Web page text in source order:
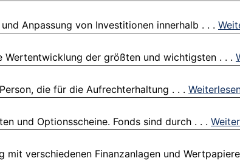
Anpassung von Investitionen innerhalb . . .
Wertentwicklung der größten und wichtigsten . . .
die für die Aufrechterhaltung . . .
und Optionsscheine. Fonds sind durch . . .
verschiedenen Finanzanlagen und